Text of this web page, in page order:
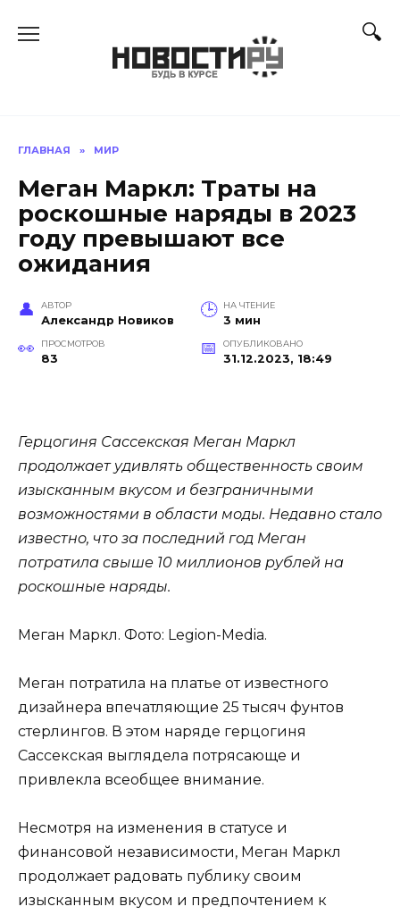
ГЛАВНАЯ » МИР
Меган Маркл: Траты на
роскошные наряды в 2023
году превышают все
ожидания
АВТОР
Александр Новиков
НА ЧТЕНИЕ
3 мин
ПРОСМОТРОВ
83
ОПУБЛИКОВАНО
31.12.2023, 18:49
Герцогиня Сассекская Меган Маркл
продолжает удивлять общественность своим
изысканным вкусом и безграничными
возможностями в области моды. Недавно стало
известно, что за последний год Меган
потратила свыше 10 миллионов рублей на
роскошные наряды.
Меган Маркл. Фото: Legion-Media.
Меган потратила на платье от известного
дизайнера впечатляющие 25 тысяч фунтов
стерлингов. В этом наряде герцогиня
Сассекская выглядела потрясающе и
привлекла всеобщее внимание.
Несмотря на изменения в статусе и
финансовой независимости, Меган Маркл
продолжает радовать публику своим
изысканным вкусом и предпочтением к